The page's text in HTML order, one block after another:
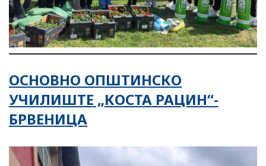
ОСНОВНО ОПШТИНСКО
УЧИЛИШТЕ „КОСТА РАЦИН“-
БРВЕНИЦА